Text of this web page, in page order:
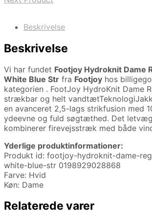
Beskrivelse
Beskrivelse
Vi har fundet Footjoy Hydroknit Dame
White Blue Str fra Footjoy hos
kategorien . FootJoy HydroKnit Dame
strækbar og helt
en avanceret 2,5-lags strikfusion med
ydeevne og fuld søgtæthed. Det
kombinerer firevejsstræk med både
Yderlige produktinformationer:
Produkt id: footjoy-hydroknit-dame-
white-blue-str 0198929028868
Farve: Hvid
Køn: Dame
Relaterede varer